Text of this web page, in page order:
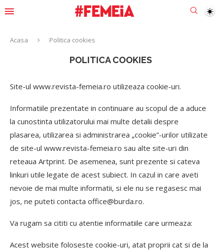
Acasa Politica cookies
POLITICA COOKIES
Site-ul www.revista-femeia.ro utilizeaza cookie-uri.
Informatiile prezentate in continuare au scopul de a aduce
la cunostinta utilizatorului mai multe detalii despre
plasarea, utilizarea si administrarea „cookie”-urilor utilizate
de site-ul www.revista-femeia.ro sau alte site-uri din
reteaua Artprint. De asemenea, sunt prezente si cateva
linkuri utile legate de acest subiect. In cazul in care aveti
nevoie de mai multe informatii, si ele nu se regasesc mai
jos, ne puteti contacta office@burda.ro.
Va rugam sa cititi cu atentie informatiile care urmeaza:
Acest website foloseste cookie-uri, atat proprii cat si de la